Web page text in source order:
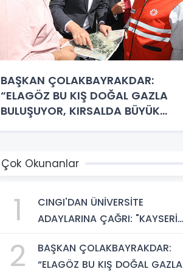
BAŞKAN ÇOLAKBAYRAKDAR:
“ELAGÖZ BU KIŞ DOĞAL GAZLA
BULUŞUYOR, KIRSALDA BÜYÜK
Çok Okunanlar
1
CINGI'DAN ÜNİVERSİTE
ADAYLARINA ÇAĞRI: "KAYSERİ
HAYATI HEM DE PARLAK BİR
GELECEK SUNUYOR"
2
BAŞKAN ÇOLAKBAYRAKDAR:
“ELAGÖZ BU KIŞ DOĞAL GAZLA